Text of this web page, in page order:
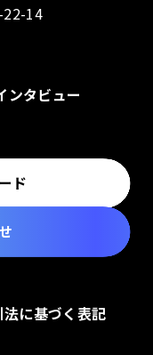
ンタビュー
ド
に基づく表記
22-14